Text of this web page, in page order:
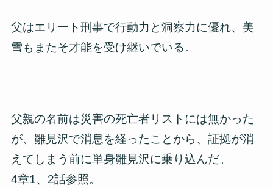
父はエリート刑事で行動力と洞察力に優れ、美
雪もまたそ才能を受け継いでいる。
父親の名前は災害の死亡者リストには無かった
が、雛見沢で消息を経ったことから、証拠が消
えてしまう前に単身雛見沢に乗り込んだ。
4章1、2話参照。